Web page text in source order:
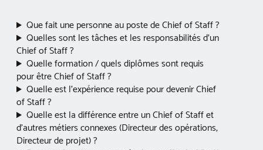
Que fait une personne au poste de Chief of Staff ?
Quelles sont les tâches et les responsabilités d’un
Chief of Staff ?
Quelle formation / quels diplômes sont requis
pour être Chief of Staff ?
Quelle est l’expérience requise pour devenir Chief
of Staff ?
Quelle est la différence entre un Chief of Staff et
d’autres métiers connexes (Directeur des opérations,
Directeur de projet) ?